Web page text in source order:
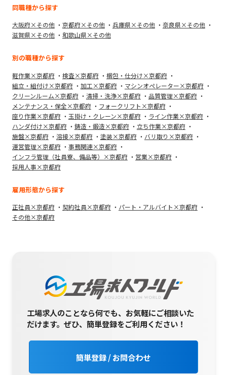
同職種から探す
大阪府×その他 京都府×その他 兵庫県×その他
奈良県×その他
滋賀県×その他
和歌山県×その他
別の職種から探す
軽作業×京都府 検査×京都府
梱包・仕分け×京都府
組立・組付け×京都府
加工×京都府
マシンオペレーター×京都府
クリーンルーム×京都府
清掃・洗浄×京都府
品質管理×京都府
メンテナンス・保全×京都府
フォークリフト×京都府
座り作業×京都府
玉掛け・クレーン×京都府
ライン作業×京都府
ハンダ付け×京都府
鋳造・鍛造×京都府
立ち作業×京都府
施盤×京都府
溶接×京都府 塗装×京都府
バリ取り×京都府
運営管理×京都府
事務関連×京都府
インフラ管理（社員寮、備品等）×京都府
営業×京都府
採用人事×京都府
雇用形態から探す
正社員×京都府 契約社員×京都府
パート・アルバイト×京都府
その他×京都府
工場求人のことなら何でも、お気軽にご相談いた
だけます。ぜひ、簡単登録をご利用ください！
簡単登録 / お問合わせ